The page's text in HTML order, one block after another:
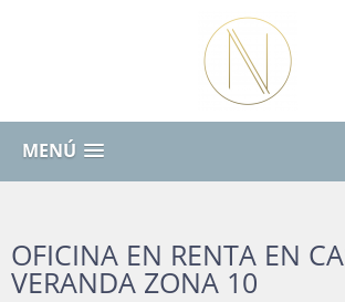
MENÚ
OFICINA EN RENTA EN
VERANDA ZONA 10